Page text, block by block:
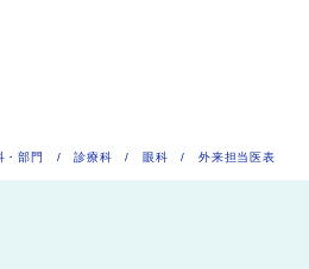
・部門 /診療科 / 眼科 / 外来担当医表